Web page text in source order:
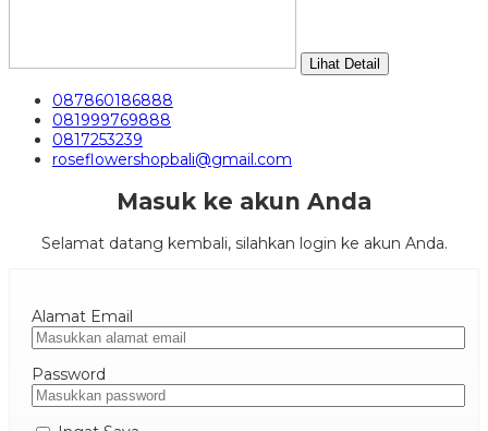
Lihat Detail
087860186888
081999769888
0817253239
roseflowershopbali@gmail.com
Masuk ke akun Anda
Selamat datang kembali, silahkan login ke akun Anda.
Alamat Email
Password